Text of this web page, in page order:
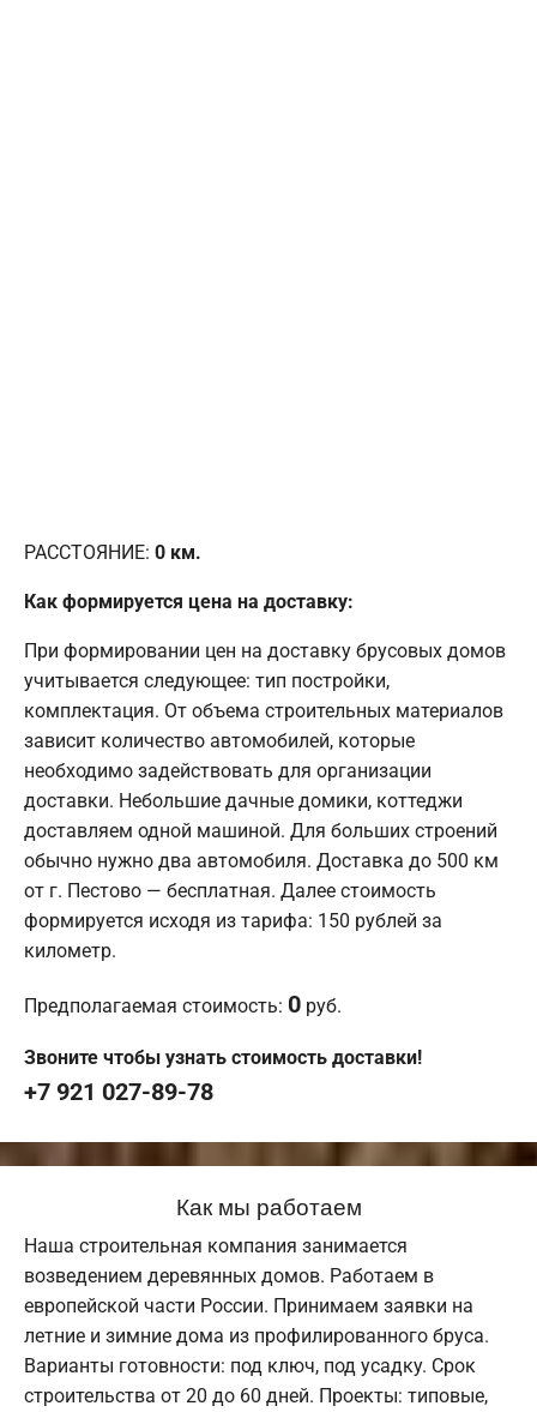
РАССТОЯНИЕ: 0 км.
Как формируется цена на доставку:
При формировании цен на доставку брусовых домов
учитывается следующее: тип постройки,
комплектация. От объема строительных материалов
зависит количество автомобилей, которые
необходимо задействовать для организации
доставки. Небольшие дачные домики, коттеджи
доставляем одной машиной. Для больших строений
обычно нужно два автомобиля. Доставка до 500 км
от г. Пестово — бесплатная. Далее стоимость
формируется исходя из тарифа: 150 рублей за
километр.
Предполагаемая стоимость: 0 руб.
Звоните чтобы узнать стоимость доставки!
+7 921 027-89-78
Как мы работаем
Наша строительная компания занимается
возведением деревянных домов. Работаем в
европейской части России. Принимаем заявки на
летние и зимние дома из профилированного бруса.
Варианты готовности: под ключ, под усадку. Срок
строительства от 20 до 60 дней. Проекты: типовые,